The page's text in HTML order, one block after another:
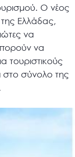
Ο νέος
Ελλάδας,
να
να
τουριστικούς
στο σύνολο της